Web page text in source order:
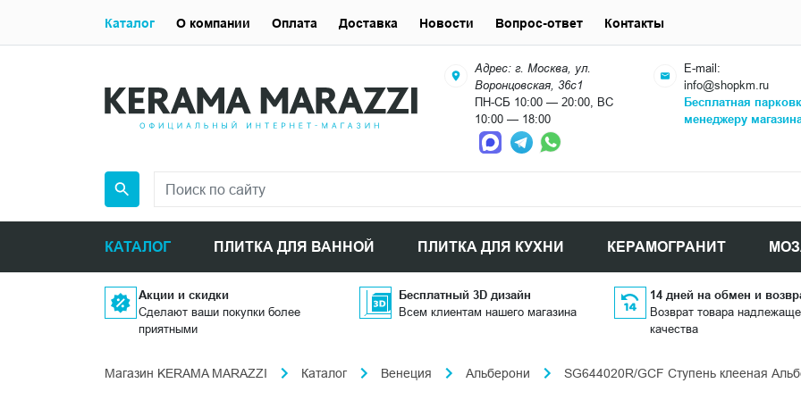
Адрес: г. Москва, ул.
Воронцовская, 36с1
ПН-СБ 10:00 — 20:00, ВС
10:00 — 18:00
E-mail:
info@shopkm.ru
Бесплатная
менеджеру
КАТАЛОГ ПЛИТКА ДЛЯ ВАННОЙ ПЛИТКА ДЛЯ КУХНИ КЕРАМОГРАНИТ
Каталог О компании Оплата Доставка Новости Вопрос-ответ Контакты
Акции и скидки
Сделают ваши покупки более
приятными
Бесплатный 3D дизайн
Всем клиентам нашего магазина
14 дней на обмен и
Возврат товара
качества
Магазин KERAMA MARAZZI Каталог Венеция Альберони SG644020R/GCF Ступень клееная